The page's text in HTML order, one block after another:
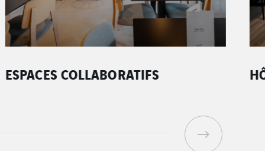
ESPACES COLLABORATIFS